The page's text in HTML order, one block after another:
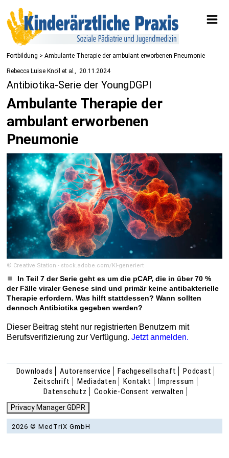
Fortbildung > Ambulante Therapie der ambulant erworbenen Pneumonie
Rebecca Luise Knoll et al. 20.11.2024
Antibiotika-Serie der YoungDGPI
Ambulante Therapie der
ambulant erworbenen
Pneumonie
© Creative Station - stock.adobe.com/KI-generiert
In Teil 7 der Serie geht es um die pCAP, die in über 70 %
der Fälle viraler Genese sind und primär keine antibakterielle
Therapie erfordern. Was hilft stattdessen? Wann sollten
dennoch Antibiotika gegeben werden?
Dieser Beitrag steht nur registrierten Benutzern mit
Berufsverifizierung zur Verfügung.Jetzt anmelden.
Downloads Autorenservice Fachgesellschaft
Podcast
Zeitschrift
Mediadaten Kontakt
Impressum
Datenschutz
Cookie-Consent verwalten
Privacy Manager GDPR
2026 © MedTriX GmbH